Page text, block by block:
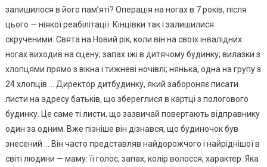
залишилося в його пам’яті? Операція на ногах в 7 років, після
цього — ніякої реабілітації. Кінцівки так і залишилися
скрученими. Свята на Новий рік, коли він на своїх інвалідних
ногах виходив на сцену; запах їжі в дитячому будинку; вилазки з
хлопцями прямо з вікна і тижневі ночівлі; нянька, одна на групу з
24 хлопців … Директор дитбудинку, який забороняє писати
листи на адресу батьків, що збереглися в картці з пологового
будинку. Це саме ті листи, що зазвичай повертають відправнику
один за одним. Вже пізніше він дізнався, що будиночок був
знесений … Він часто представляв найдорожчого і найріднішої в
світі людини — маму: її голос, запах, колір волосся, характер. Яка